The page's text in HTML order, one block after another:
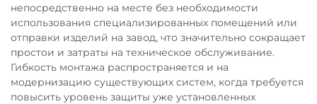
непосредственно на месте без необходимости
использования специализированных помещений или
отправки изделий на завод, что значительно сокращает
простои и затраты на техническое обслуживание.
Гибкость монтажа распространяется и на
модернизацию существующих систем, когда требуется
повысить уровень защиты уже установленных